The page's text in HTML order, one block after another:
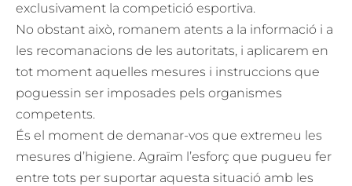
exclusivament la competició esportiva.
No obstant això, romanem atents a la informació i a
les recomanacions de les autoritats, i aplicarem en
tot moment aquelles mesures i instruccions que
poguessin ser imposades pels organismes
competents.
És el moment de demanar-vos que extremeu les
mesures d’higiene. Agraïm l’esforç que pugueu fer
entre tots per suportar aquesta situació amb les